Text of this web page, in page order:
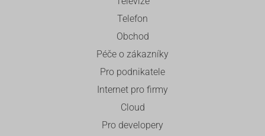
Telefon
Obchod
Péče o zákazníky
Pro podnikatele
Internet pro firmy
Cloud
Pro developery